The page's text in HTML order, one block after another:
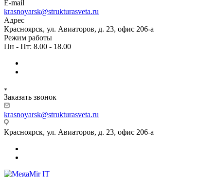
E-mail
krasnoyarsk@strukturasveta.ru
Адрес
Красноярск, ул. Авиаторов, д. 23, офис 206-а
Режим работы
Пн - Пт: 8.00 - 18.00
Заказать звонок
krasnoyarsk@strukturasveta.ru
Красноярск, ул. Авиаторов, д. 23, офис 206-а